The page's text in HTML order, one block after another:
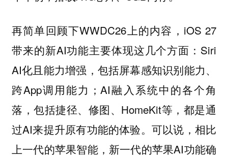
再简单回顾下WWDC26上的内容，iOS 27
带来的新AI功能主要体现这几个方面：Siri
AI化且能力增强，包括屏幕感知识别能力、
跨App调用能力；AI融入系统中的各个角
落，包括捷径、修图、HomeKit等，都是通
过AI来提升原有功能的体验。可以说，相比
上一代的苹果智能，新一代的苹果AI功能确